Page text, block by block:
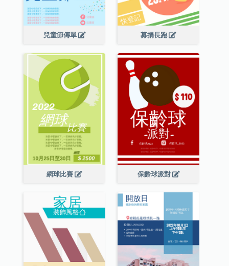
兒童節傳單 募捐長跑
網球比賽 保齡球派對